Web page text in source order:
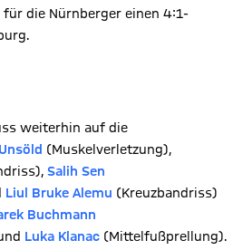
die Nürnberger einen 4:1-
weiterhin auf die
(Muskelverletzung),
Salih Sen
Liul Bruke Alemu (Kreuzbandriss)
Buchmann
Luka Klanac (Mittelfußprellung).